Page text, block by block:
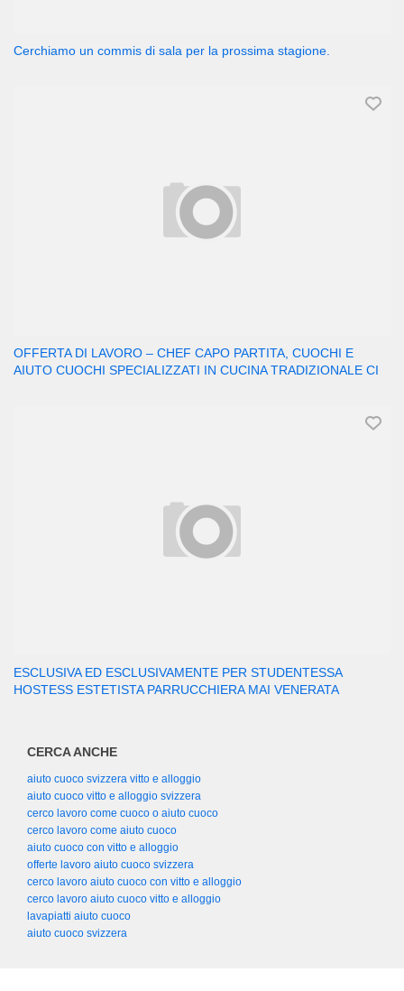
Cerchiamo un commis di sala per la prossima stagione.
OFFERTA DI LAVORO – CHEF CAPO PARTITA, CUOCHI E
AIUTO CUOCHI SPECIALIZZATI IN CUCINA TRADIZIONALE CI
ESCLUSIVA ED ESCLUSIVAMENTE PER STUDENTESSA
HOSTESS ESTETISTA PARRUCCHIERA MAI VENERATA
CERCA ANCHE
aiuto cuoco svizzera vitto e alloggio
aiuto cuoco vitto e alloggio svizzera
cerco lavoro come cuoco o aiuto cuoco
cerco lavoro come aiuto cuoco
aiuto cuoco con vitto e alloggio
offerte lavoro aiuto cuoco svizzera
cerco lavoro aiuto cuoco con vitto e alloggio
cerco lavoro aiuto cuoco vitto e alloggio
lavapiatti aiuto cuoco
aiuto cuoco svizzera